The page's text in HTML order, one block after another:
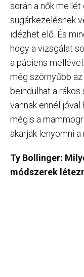
során a nők
sugárkezelésnek
idézhet elő. És
hogy a vizsgálat
a páciens
még szörnyűbb
beindulhat a
vannak ennél
mégis a
akarják lenyomni a
Ty Bollinger:
módszerek